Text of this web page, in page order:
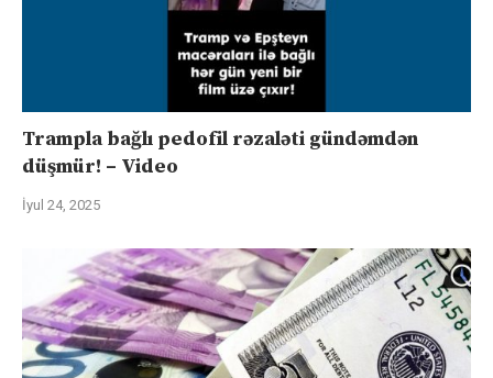
Trampla bağlı pedofil rəzaləti gündəmdən
düşmür! – Video
İyul 24, 2025